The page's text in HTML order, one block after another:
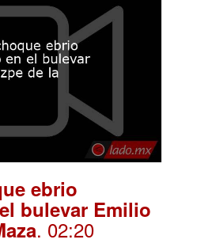
ebrio
bulevar Emilio
. 02:20